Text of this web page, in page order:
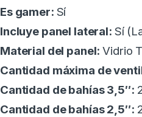
Es gamer: Sí
Incluye panel lateral: Sí
Material del panel:Vidrio
Cantidad máxima de
Cantidad de bahías 3,5″:
Cantidad de bahías 2,5″: